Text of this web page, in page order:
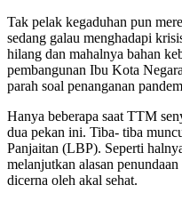
Tak pelak kegaduhan pun
sedang galau menghadapi
hilang dan mahalnya bahan
pembangunan Ibu Kota
parah soal penanganan
Hanya beberapa saat TTM
dua pekan ini. Tiba- tiba
Panjaitan (LBP). Seperti
melanjutkan alasan
dicerna oleh akal sehat.